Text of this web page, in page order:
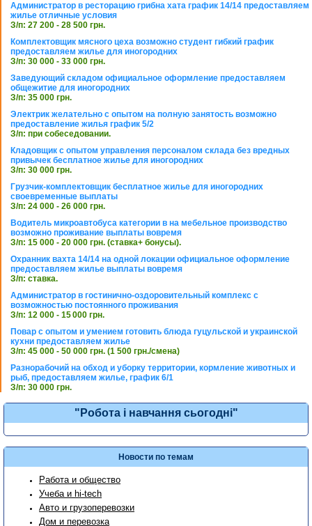
Администратор в ресторацию грибна хата график 14/14 предоставляем
жилье отличные условия
З/п: 27 200 - 28 500 грн.
Комплектовщик мясного цеха возможно студент гибкий график
предоставляем жилье для иногородних
З/п: 30 000 - 33 000 грн.
Заведующий складом официальное оформление предоставляем
общежитие для иногородних
З/п: 35 000 грн.
Электрик желательно с опытом на полную занятость возможно
предоставление жилья график 5/2
З/п: при собеседовании.
Кладовщик с опытом управления персоналом склада без вредных
привычек бесплатное жилье для иногородних
З/п: 30 000 грн.
Грузчик-комплектовщик бесплатное жилье для иногородних
своевременные выплаты
З/п: 24 000 - 26 000 грн.
Водитель микроавтобуса категории в на мебельное производство
возможно проживание выплаты вовремя
З/п: 15 000 - 20 000 грн. (ставка+ бонусы).
Охранник вахта 14/14 на одной локации официальное оформление
предоставляем жилье выплаты вовремя
З/п: ставка.
Администратор в гостинично-оздоровительный комплекс с
возможностью постоянного проживания
З/п: 12 000 - 15 000 грн.
Повар с опытом и умением готовить блюда гуцульской и украинской
кухни предоставляем жилье
З/п: 45 000 - 50 000 грн. (1 500 грн./смена)
Разнорабочий на обход и уборку территории, кормление животных и
рыб, предоставляем жилье, график 6/1
З/п: 30 000 грн.
"Робота і навчання сьогодні"
Новости по темам
Работа и общество
Учеба и hi-tech
Авто и грузоперевозки
Дом и перевозка